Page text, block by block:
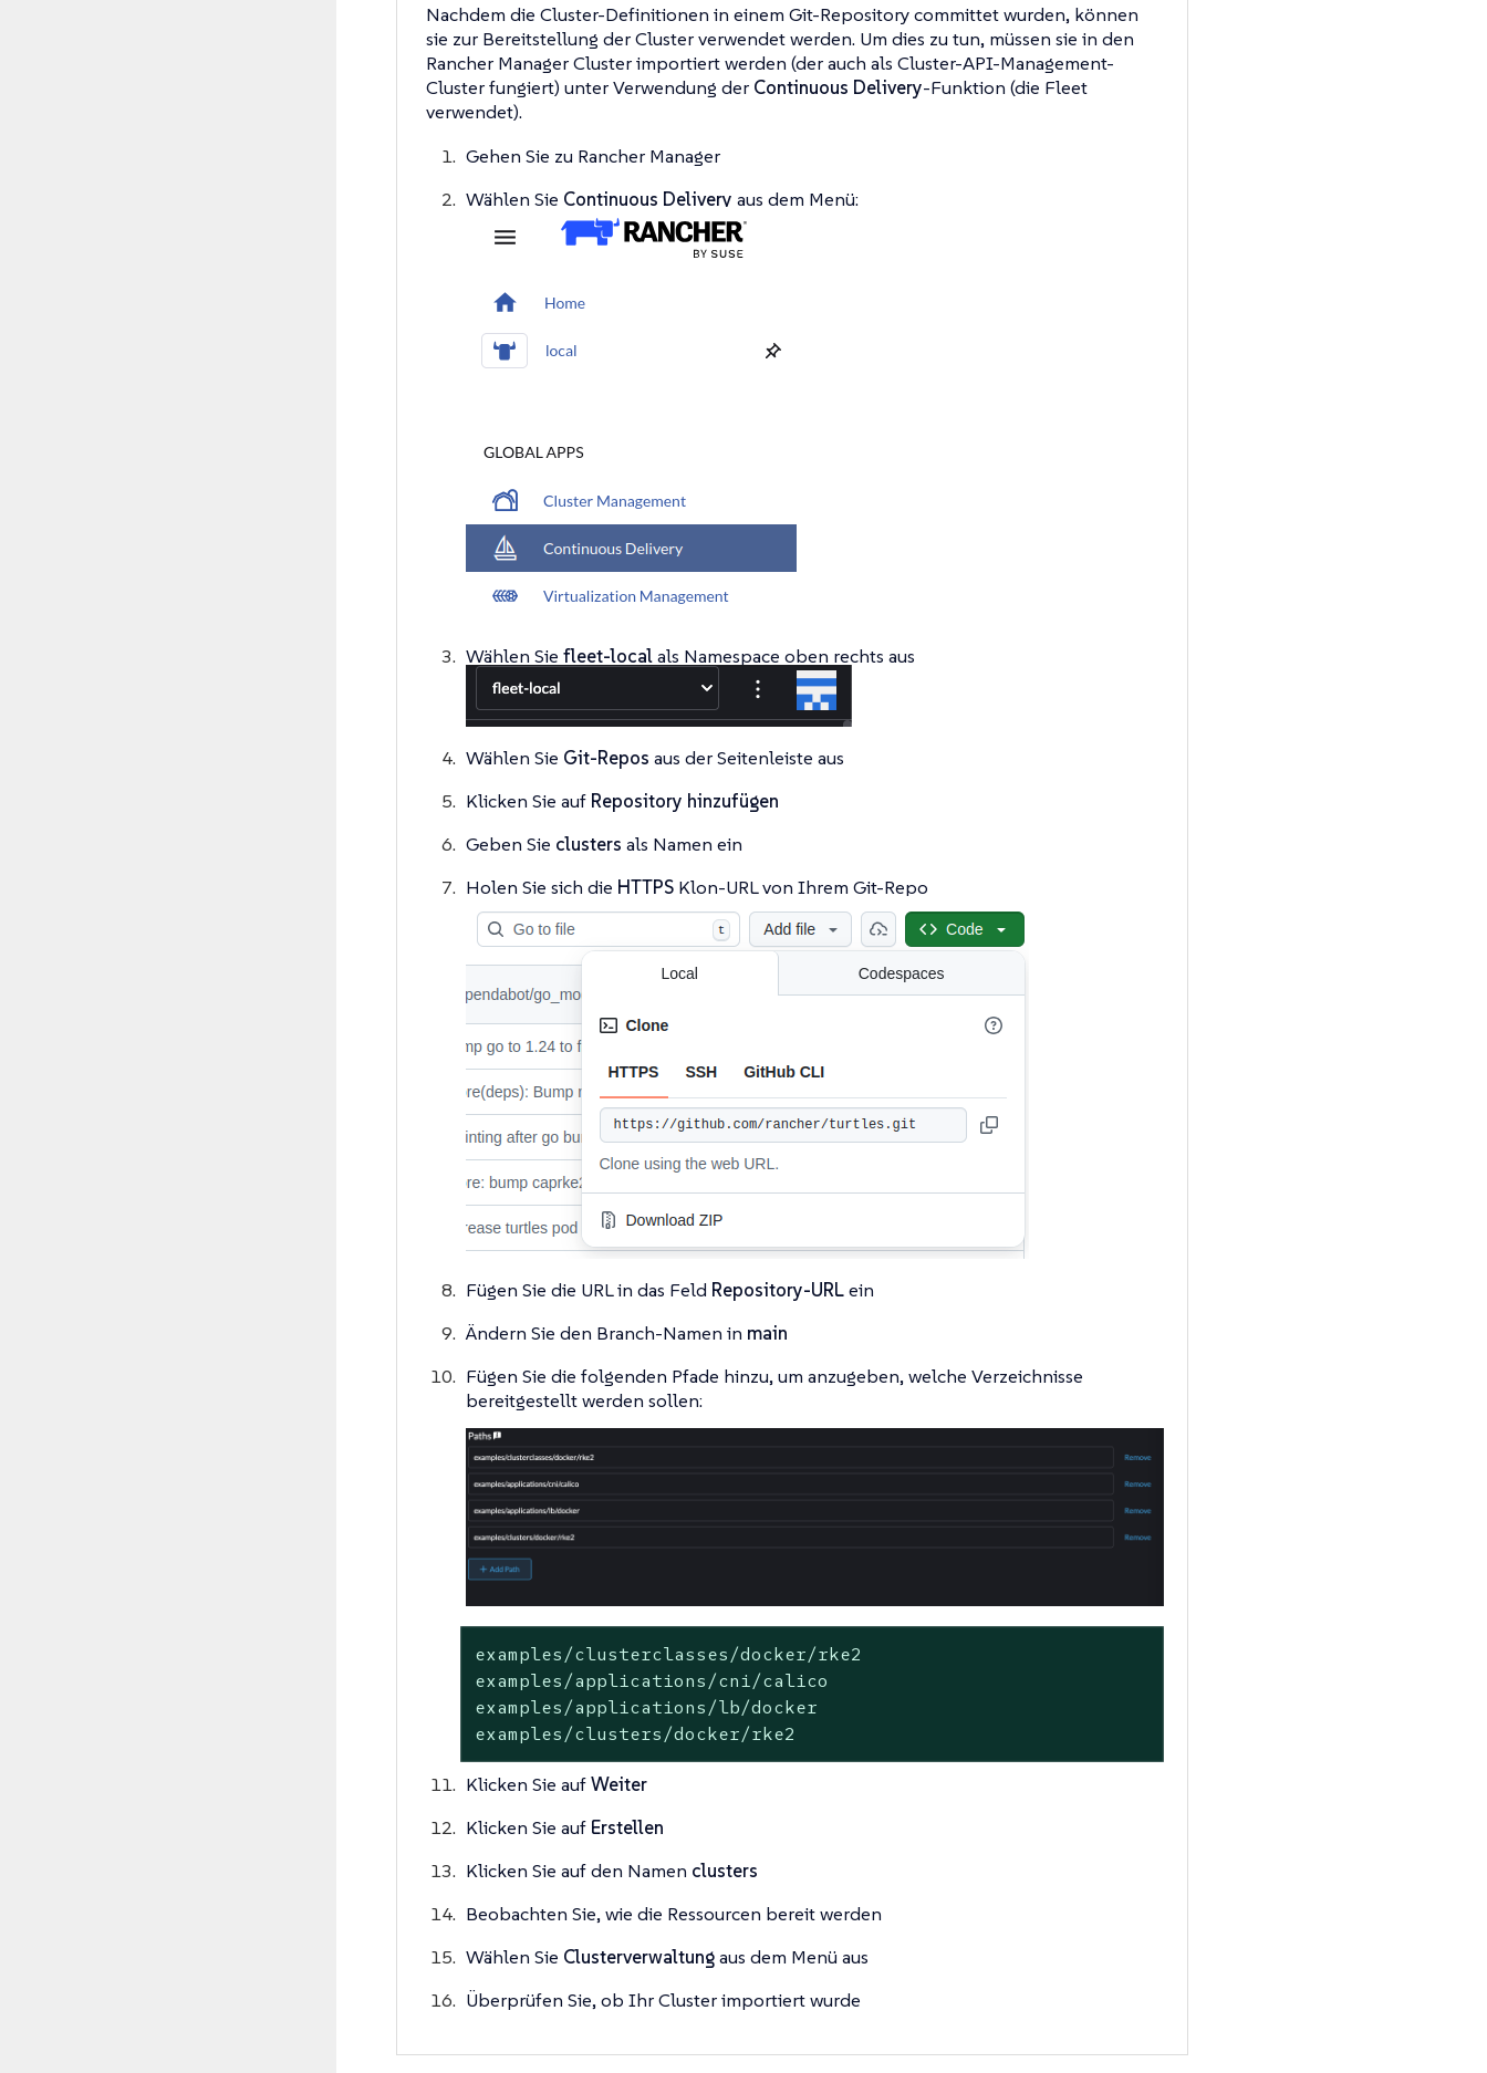
Nachdem die Cluster-Definitionen in einem Git-Repository committet wurden, können
sie zur Bereitstellung der Cluster verwendet werden. Um dies zu tun, müssen sie in den
Rancher Manager Cluster importiert werden (der auch als Cluster-API-Management-
Cluster fungiert) unter Verwendung der Continuous Delivery-Funktion (die Fleet
verwendet).
Gehen Sie zu Rancher Manager
Wählen Sie Continuous Delivery aus dem Menü:
Wählen Sie fleet-localals Namespace oben rechts aus
Wählen Sie Git-Repos aus der Seitenleiste aus
Klicken Sie auf Repository hinzufügen
Geben Sie clusters als Namen ein
Holen Sie sich die HTTPSKlon-URL von Ihrem Git-Repo
Fügen Sie die URL in das Feld Repository-URLein
Ändern Sie den Branch-Namen in main
Fügen Sie die folgenden Pfade hinzu, um anzugeben, welche Verzeichnisse
bereitgestellt werden sollen:
examples/clusterclasses/docker/rke2
examples/applications/cni/calico
examples/applications/lb/docker
examples/clusters/docker/rke2
Klicken Sie aufWeiter
Klicken Sie auf Erstellen
Klicken Sie auf den Namen clusters
Beobachten Sie, wie die Ressourcen bereit werden
Wählen Sie Clusterverwaltungaus dem Menü aus
Überprüfen Sie, ob Ihr Cluster importiert wurde